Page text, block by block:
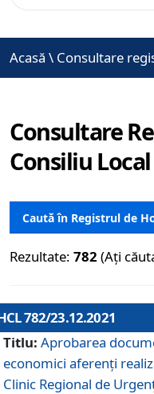
Acasă \ Consultare
Consultare
Consiliu
Caută în Registrul de
Rezultate: 782 (Ați
782/23.12.2021
Titlu: Aprobarea
economici aferenți
Clinic Regional de